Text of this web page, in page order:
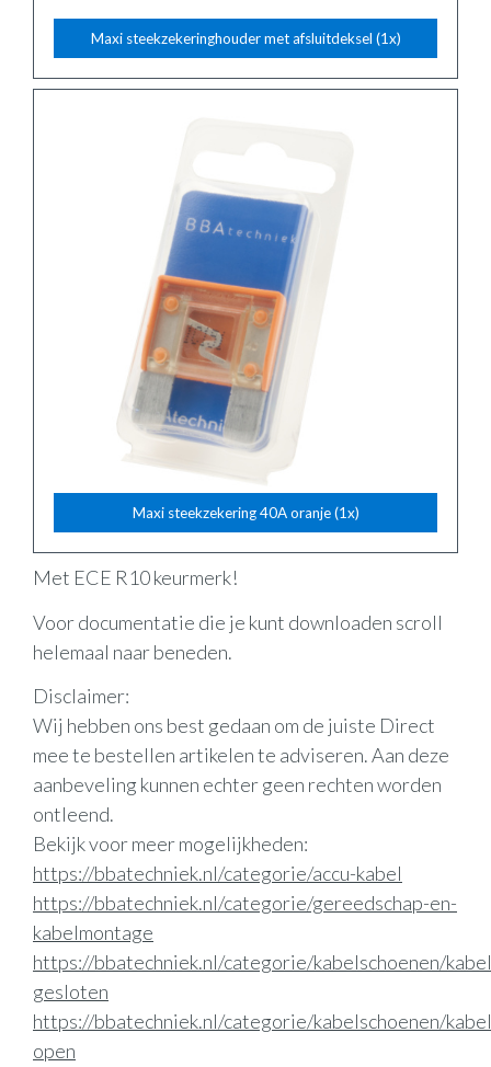
Maxi steekzekeringhouder met afsluitdeksel (1x)
Maxi steekzekering 40A oranje (1x)
Met ECE R10 keurmerk!
Voor documentatie die je kunt downloaden scroll
helemaal naar beneden.
Disclaimer:
Wij hebben ons best gedaan om de juiste Direct
mee te bestellen artikelen te adviseren. Aan deze
aanbeveling kunnen echter geen rechten worden
ontleend.
Bekijk voor meer mogelijkheden:
https://bbatechniek.nl/categorie/accu-kabel
https://bbatechniek.nl/categorie/gereedschap-en-
kabelmontage
https://bbatechniek.nl/categorie/kabelschoenen/
gesloten
https://bbatechniek.nl/categorie/kabelschoenen/
open